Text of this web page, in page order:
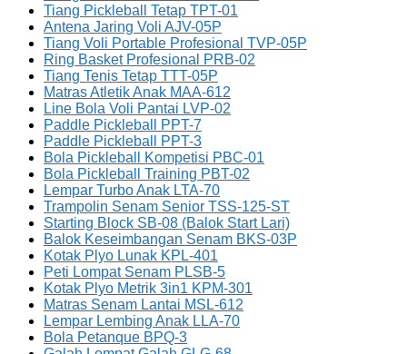
Tiang Pickleball Tetap TPT-01
Antena Jaring Voli AJV-05P
Tiang Voli Portable Profesional TVP-05P
Ring Basket Profesional PRB-02
Tiang Tenis Tetap TTT-05P
Matras Atletik Anak MAA-612
Line Bola Voli Pantai LVP-02
Paddle Pickleball PPT-7
Paddle Pickleball PPT-3
Bola Pickleball Kompetisi PBC-01
Bola Pickleball Training PBT-02
Lempar Turbo Anak LTA-70
Trampolin Senam Senior TSS-125-ST
Starting Block SB-08 (Balok Start Lari)
Balok Keseimbangan Senam BKS-03P
Kotak Plyo Lunak KPL-401
Peti Lompat Senam PLSB-5
Kotak Plyo Metrik 3in1 KPM-301
Matras Senam Lantai MSL-612
Lempar Lembing Anak LLA-70
Bola Petanque BPQ-3